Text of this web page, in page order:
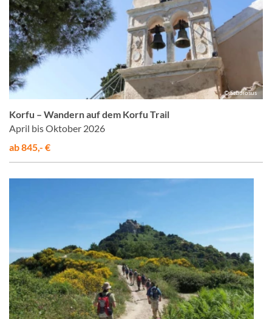
© Studiosus
Korfu – Wandern auf dem Korfu Trail
April bis Oktober 2026
ab 845,- €